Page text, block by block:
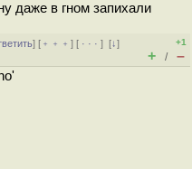
даже в гном запихали
] [ ﹢﹢﹢] [ · · ·][↓]
+1
+ / –